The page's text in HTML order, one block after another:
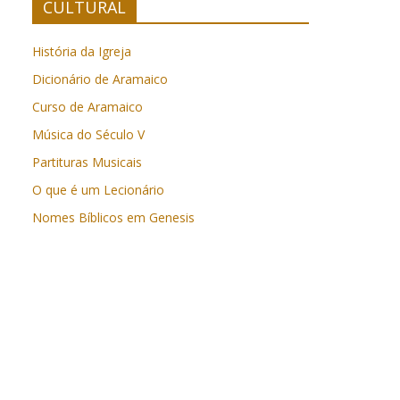
CULTURAL
História da Igreja
Dicionário de Aramaico
Curso de Aramaico
Música do Século V
Partituras Musicais
O que é um Lecionário
Nomes Bíblicos em Genesis